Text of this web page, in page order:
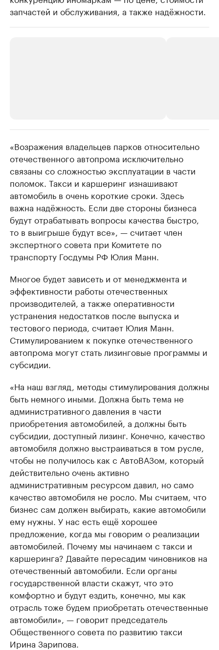
запчастей и обслуживания, а также надёжности.
Крупнейшие производители и
продавцы медийной продукции
Ознакомьтесь с информацией в каталоге
Страховые
Посмотрите в
«Возражения владельцев парков относительно
отечественного автопрома исключительно
связаны со сложностью эксплуатации в части
поломок. Такси и каршеринг изнашивают
автомобиль в очень короткие сроки. Здесь
важна надёжность. Если две стороны бизнеса
будут отрабатывать вопросы качества быстро,
то в выигрыше будут все», — считает член
экспертного совета при Комитете по
транспорту Госдумы РФ Юлия Манн.
Многое будет зависеть и от менеджмента и
эффективности работы отечественных
производителей, а также оперативности
устранения недостатков после выпуска и
тестового периода, считает Юлия Манн.
Стимулированием к покупке отечественного
автопрома могут стать лизинговые программы и
субсидии.
«На наш взгляд, методы стимулирования должны
быть немного иными. Должна быть тема не
административного давления в части
приобретения автомобилей, а должны быть
субсидии, доступный лизинг. Конечно, качество
автомобиля должно выстраиваться в том русле,
чтобы не получилось как с АвтоВАЗом, который
действительно очень активно
административным ресурсом давил, но само
качество автомобиля не росло. Мы считаем, что
бизнес сам должен выбирать, какие автомобили
ему нужны. У нас есть ещё хорошее
предложение, когда мы говорим о реализации
автомобилей. Почему мы начинаем с такси и
каршеринга? Давайте пересадим чиновников на
отечественный автомобили. Если органы
государственной власти скажут, что это
комфортно и будут ездить, конечно, мы как
отрасль тоже будем приобретать отечественные
автомобили», — говорит председатель
Общественного совета по развитию такси
Ирина Зарипова.